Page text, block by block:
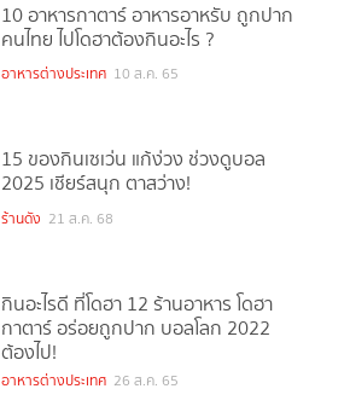
10 อาหารกาตาร์ อาหารอาหรับ ถูกปาก
คนไทย ไปโดฮาต้องกินอะไร ?
อาหารต่างประเทศ 10 ส.ค. 65
15 ของกินเซเว่น แก้ง่วง ช่วงดูบอล
2025 เชียร์สนุก ตาสว่าง!
ร้านดัง 21 ส.ค. 68
กินอะไรดี ที่โดฮา 12 ร้านอาหาร โดฮา
กาตาร์ อร่อยถูกปาก บอลโลก 2022
ต้องไป!
อาหารต่างประเทศ 26 ส.ค. 65